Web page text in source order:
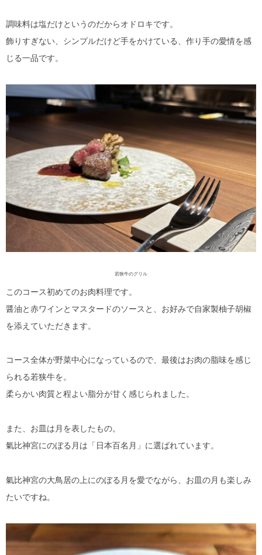
調味料は塩だけというのだからオドロキです。
飾りすぎない、シンプルだけど手をかけている、作り手の愛情を感
じる一品です。
若狭牛のグリル
このコース初めてのお肉料理です。
醤油と赤ワインとマスタードのソースと、お好みで自家製柚子胡椒
を添えていただきます。
コース全体が野菜中心になっているので、最後はお肉の脂味を感じ
られる若狭牛を。
柔らかい肉質と程よい脂分が甘く感じられました。
また、お皿は月を表したもの。
氣比神宮にのぼる月は「日本百名月」に選ばれています。
氣比神宮の大鳥居の上にのぼる月を愛でながら、お皿の月も楽しみ
たいですね。